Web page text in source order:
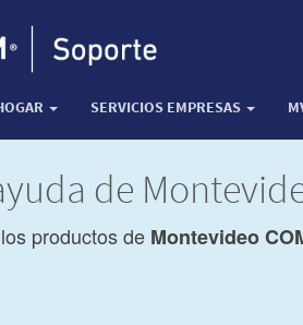
SERVICIOS EMPRESAS
de
productos de Montevideo